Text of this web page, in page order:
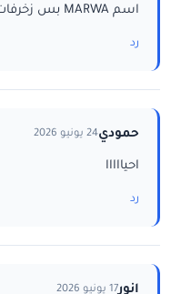
اسم MARWA بس زخرفات اكثر
رد
حمودي24 يونيو 2026
احيااااا
رد
انور17 يونيو 2026